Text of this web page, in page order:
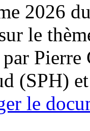
2026
le
par
(SPH)
le